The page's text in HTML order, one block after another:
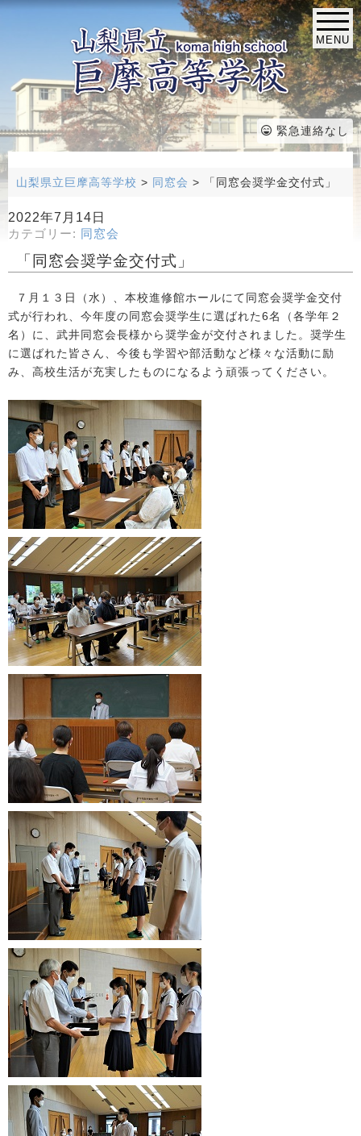
MENU
緊急連絡なし
山梨県立巨摩高等学校 > 同窓会 > 「同窓会奨学金交付式」
2022年7月14日
カテゴリー: 同窓会
「同窓会奨学金交付式」
７月１３日（水）、本校進修館ホールにて同窓会奨学金交付
式が行われ、今年度の同窓会奨学生に選ばれた6名（各学年２
名）に、武井同窓会長様から奨学金が交付されました。奨学生
に選ばれた皆さん、今後も学習や部活動など様々な活動に励
み、高校生活が充実したものになるよう頑張ってください。